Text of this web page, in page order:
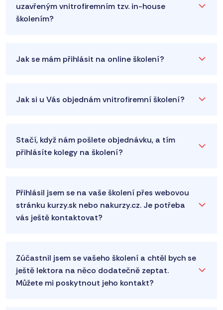
uzavřeným vnitrofiremním tzv. in-house
školením?
Jak se mám přihlásit na online školení?
Jak si u Vás objednám vnitrofiremní školení?
Stačí, když nám pošlete objednávku, a tím
přihlásíte kolegy na školení?
Přihlásil jsem se na vaše školení přes webovou
stránku kurzy.sk nebo nakurzy.cz. Je potřeba
vás ještě kontaktovat?
Zúčastnil jsem se vašeho školení a chtěl bych se
ještě lektora na něco dodatečně zeptat.
Můžete mi poskytnout jeho kontakt?